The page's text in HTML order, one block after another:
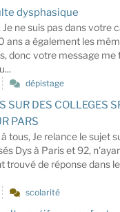
dysphasique
Je ne suis pas dans votre
ans a également les
donc votre message me
dépistage
SUR DES COLLEGES
PARS
tous, Je relance le sujet
Dys à Paris et 92,
trouvé de réponse dans
scolarité